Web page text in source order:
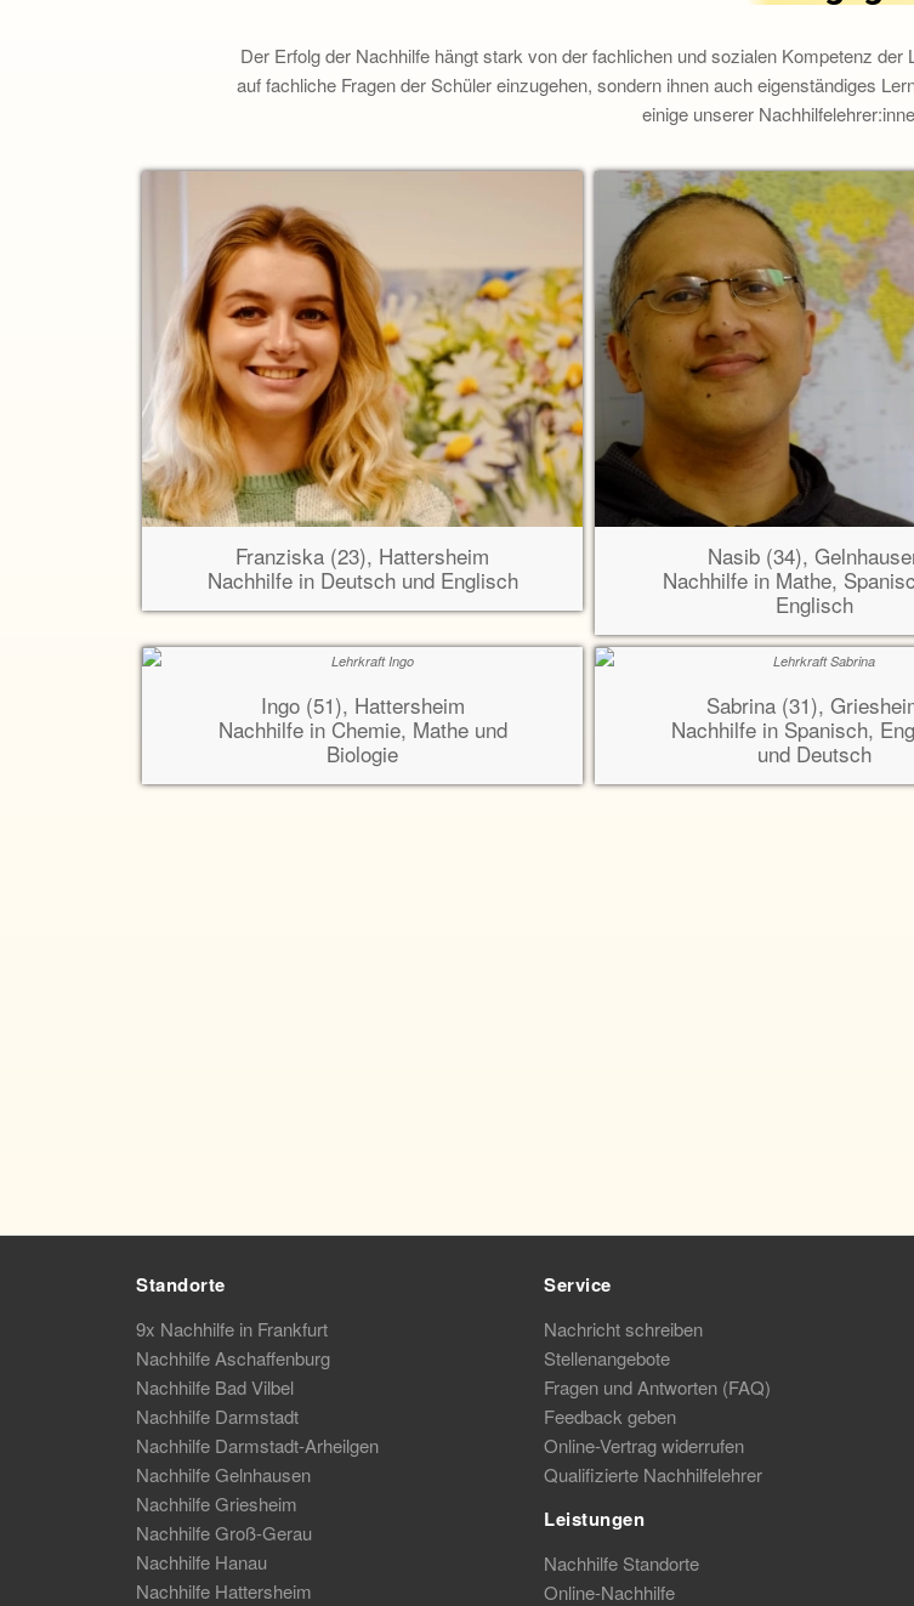
Der Erfolg der Nachhilfe hängt stark von der fachlichen und sozialen Kompetenz der
auf fachliche Fragen der Schüler einzugehen, sondern ihnen auch eigenständiges
einige unserer
Franziska (23), Hattersheim
Nachhilfe in Deutsch und Englisch
Nasib (34),
Nachhilfe in Mathe,
Englisch
Ingo (51), Hattersheim
Nachhilfe in Chemie, Mathe und
Biologie
Sabrina (31),
Nachhilfe in Spanisch,
und Deutsch
Standorte
9x Nachhilfe in Frankfurt
Nachhilfe Aschaffenburg
Nachhilfe Bad Vilbel
Nachhilfe Darmstadt
Nachhilfe Darmstadt-Arheilgen
Nachhilfe Gelnhausen
Nachhilfe Griesheim
Nachhilfe Groß-Gerau
Nachhilfe Hanau
Nachhilfe Hattersheim
Service
Nachricht schreiben
Stellenangebote
Fragen und Antworten (FAQ)
Feedback geben
Online-Vertrag widerrufen
Qualifizierte Nachhilfelehrer
Leistungen
Nachhilfe Standorte
Online-Nachhilfe